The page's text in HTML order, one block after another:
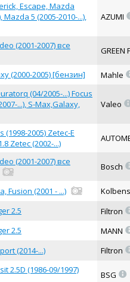
Escape, Mazda
Mazda 5 (2005-2010-...),
AZUMI
(2001-2007) все
GREEN
(2000-2005) [бензин] Mahle
(04/2005-...) Focus
...), S-Max,Galaxy,
Valeo
2005) Zetec-E
Zetec (2002-...)
(2001-2007) все
Bosch
Fusion (2001 - ...)
2.5
Filtron
2.5 MANN
(2014-...) Filtron
2.5D (1986-09/1997) BSG =